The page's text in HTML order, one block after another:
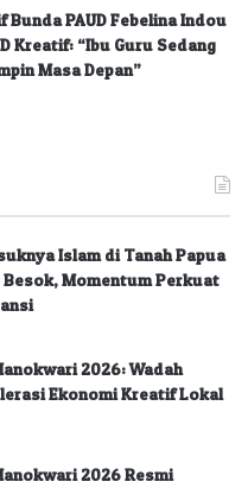
PAUD Febelina Indou
Kreatif: “Ibu Guru Sedang
Masa Depan”
Islam di Tanah Papua
Momentum Perkuat
2026: Wadah
Ekonomi Kreatif Lokal
2026 Resmi